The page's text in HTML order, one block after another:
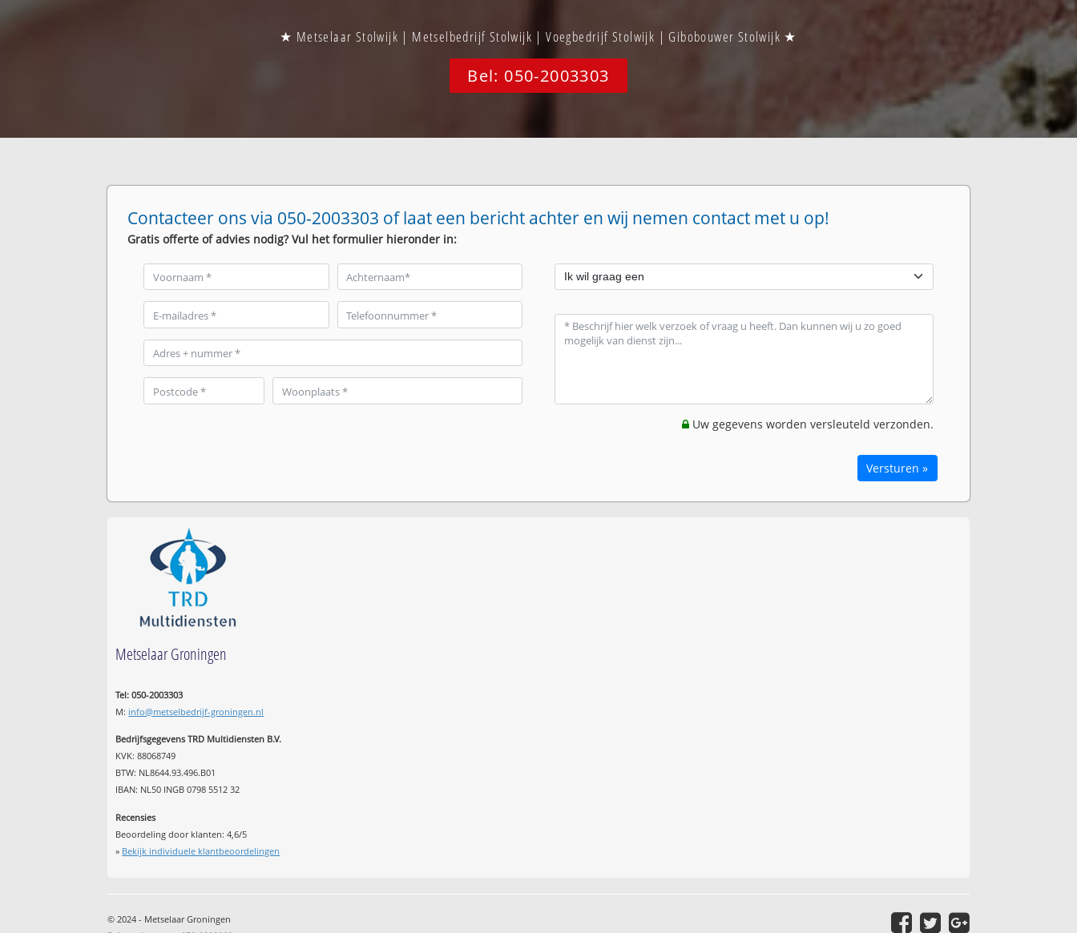
★ Metselaar Stolwijk | Metselbedrijf Stolwijk | Voegbedrijf Stolwijk | Gibobouwer Stolwijk ★
Bel: 050-2003303
Contacteer ons via 050-2003303 of laat een bericht achter en wij nemen contact met u op!
Gratis offerte of advies nodig? Vul het formulier hieronder in:
Uw gegevens worden versleuteld verzonden.
Versturen »
Metselaar Groningen
Tel: 050-2003303
M: info@metselbedrijf-groningen.nl
Bedrijfsgegevens TRD Multidiensten B.V.
KVK: 88068749
BTW: NL8644.93.496.B01
IBAN: NL50 INGB 0798 5512 32
Recensies
Beoordeling door klanten:4,6/5
» Bekijk individuele klantbeoordelingen
© 2024 - Metselaar Groningen